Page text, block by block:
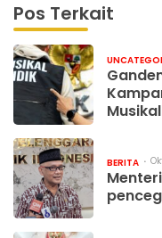
Pos Terkait
Musikal
BERITA